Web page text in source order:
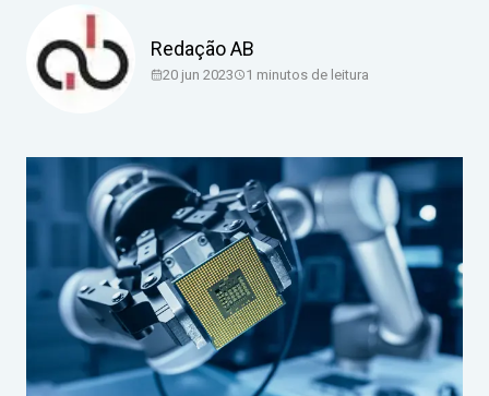
Redação AB
20 jun 2023 1 minutos de leitura